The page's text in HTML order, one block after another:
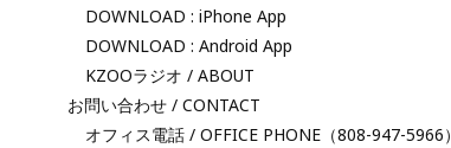
DOWNLOAD : iPhone App
DOWNLOAD : Android App
KZOOラジオ / ABOUT
お問い合わせ / CONTACT
オフィス電話 / OFFICE PHONE（808-947-5966）